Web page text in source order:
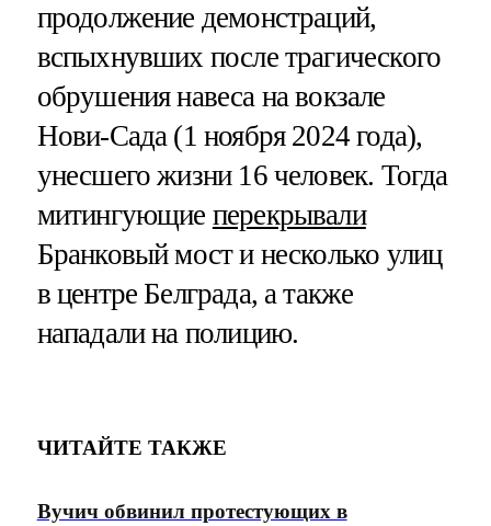
продолжение демонстраций,
вспыхнувших после трагического
обрушения навеса на вокзале
Нови-Сада (1 ноября 2024 года),
унесшего жизни 16 человек. Тогда
митингующие перекрывали
Бранковый мост и несколько улиц
в центре Белграда, а также
нападали на полицию.
ЧИТАЙТЕ ТАКЖЕ
Вучич обвинил протестующих в